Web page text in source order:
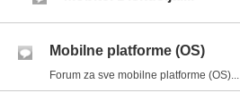
Mobilne platforme (OS)
Forum za sve mobilne platforme (OS)...